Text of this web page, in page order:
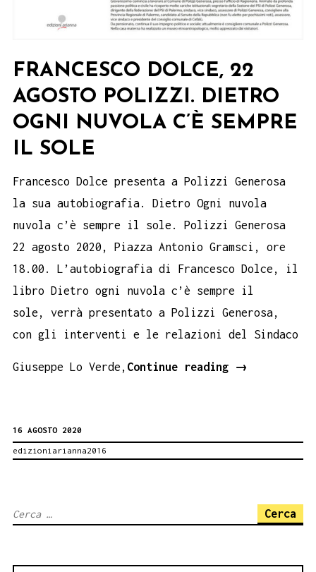
FRANCESCO DOLCE, 22
AGOSTO POLIZZI. DIETRO
OGNI NUVOLA C’È SEMPRE
IL SOLE
Francesco Dolce presenta a Polizzi Generosa
la sua autobiografia. Dietro Ogni nuvola
nuvola c’è sempre il sole. Polizzi Generosa
22 agosto 2020, Piazza Antonio Gramsci, ore
18.00. L’autobiografia di Francesco Dolce, il
libro Dietro ogni nuvola c’è sempre il
sole, verrà presentato a Polizzi Generosa,
con gli interventi e le relazioni del Sindaco
Giuseppe Lo Verde, Continue reading
Francesco
nuvola
sempre
→
16 AGOSTO 2020
edizioniarianna2016
Ricerca